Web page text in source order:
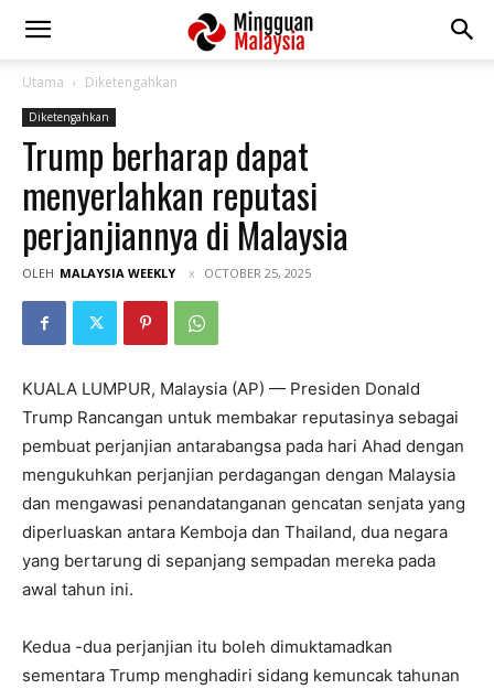
Utama Diketengahkan
Diketengahkan
Trump berharap dapat
menyerlahkan reputasi
perjanjiannya di Malaysia
OLEH MALAYSIA WEEKLY OCTOBER 25, 2025
KUALA LUMPUR, Malaysia (AP) — Presiden Donald
Trump Rancangan untuk membakar reputasinya sebagai
pembuat perjanjian antarabangsa pada hari Ahad dengan
mengukuhkan perjanjian perdagangan dengan Malaysia
dan mengawasi penandatanganan gencatan senjata yang
diperluaskan antara Kemboja dan Thailand, dua negara
yang bertarung di sepanjang sempadan mereka pada
awal tahun ini.
Kedua -dua perjanjian itu boleh dimuktamadkan
sementara Trump menghadiri sidang kemuncak tahunan